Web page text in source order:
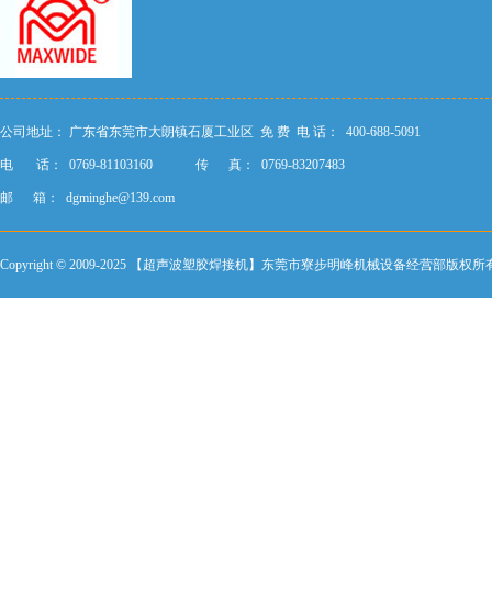
公司地址： 广东省东莞市大朗镇石厦工业区 免 费 电 话： 400-688-5091
电 话： 0769-81103160 传 真： 0769-83207483
邮 箱： dgminghe@139.com
Copyright © 2009-2025 【超声波塑胶焊接机】东莞市寮步明峰机械设备经营部版权